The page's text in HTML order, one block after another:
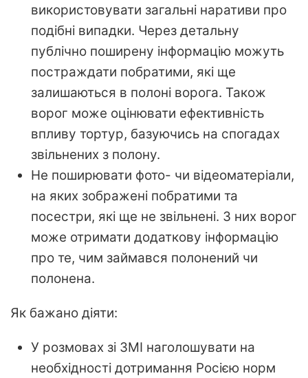
використовувати загальні наративи про
подібні випадки. Через детальну
публічно поширену інформацію можуть
постраждати побратими, які ще
залишаються в полоні ворога. Також
ворог може оцінювати ефективність
впливу тортур, базуючись на спогадах
звільнених з полону.
Не поширювати фото- чи відеоматеріали,
на яких зображені побратими та
посестри, які ще не звільнені. З них ворог
може отримати додаткову інформацію
про те, чим займався полонений чи
полонена.
Як бажано діяти:
У розмовах зі ЗМІ наголошувати на
необхідності дотримання Росією норм